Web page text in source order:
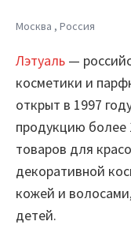
Цены
Москва , Россия
Лэтуаль —
косметики и
открыт в 1997
продукцию более
товаров для
декоративной
кожей и
детей.